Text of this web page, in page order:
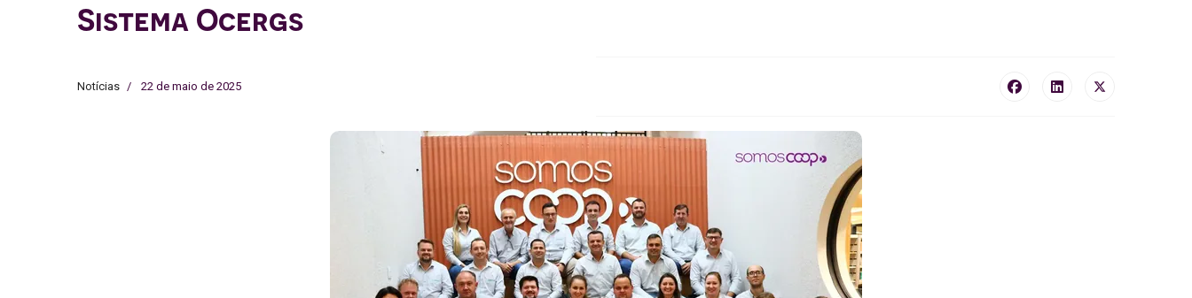
Sistema Ocergs
Notícias 22 de maio de 2025